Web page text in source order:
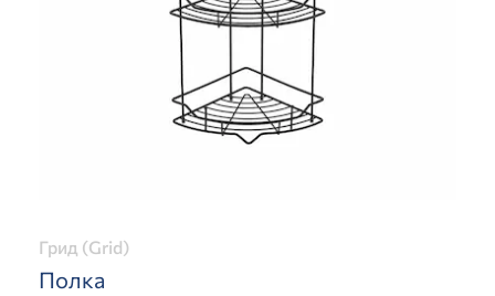
Грид (Grid)
Полка